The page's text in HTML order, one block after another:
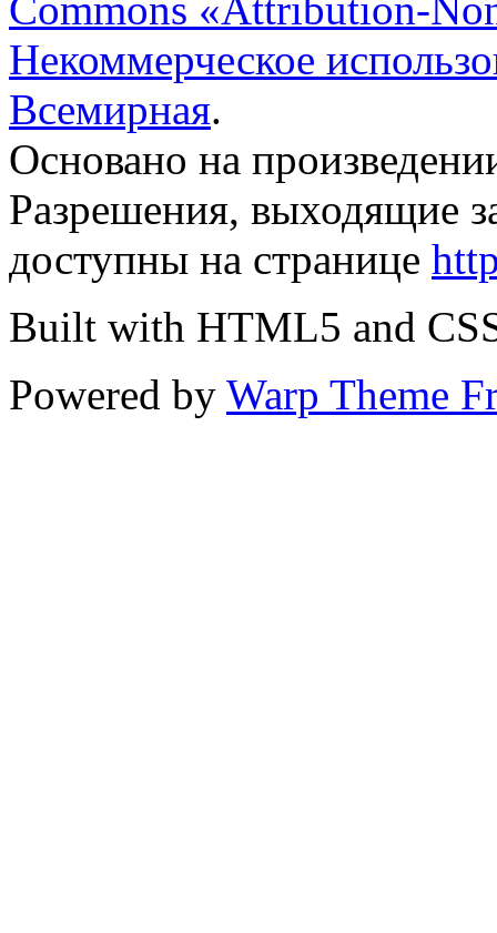
Некоммерческое
Всемирная.
Основано на
Разрешения, выходящие
доступны на странице
Built with HTML5 and
Powered by Warp Theme